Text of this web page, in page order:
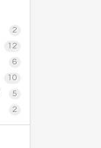
2
12
6
10
5
2